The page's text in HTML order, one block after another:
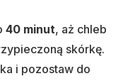
40 minut, aż chleb
skórkę.
i pozostaw do